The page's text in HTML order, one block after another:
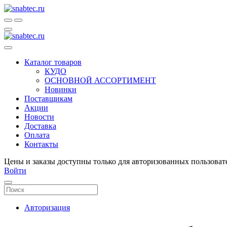
Каталог товаров
КУДО
ОСНОВНОЙ АССОРТИМЕНТ
Новинки
Поставщикам
Акции
Новости
Доставка
Оплата
Контакты
Цены и заказы доступны только для авторизованных
Войти
Авторизация